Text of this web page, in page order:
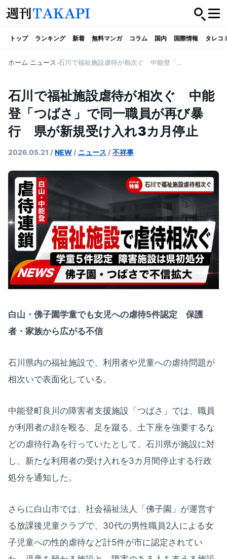
トップ ランキング 新着 無料マンガ コラム 国内 国際情報 タレコ
ホーム ニュース 石川で福祉施設虐待が相次ぐ 中能登「つばさ」で同一職員が再び暴行 県が新規受け入れ3カ月停止
石川で福祉施設虐待が相次ぐ 中能
登「つばさ」で同一職員が再び暴
行 県が新規受け入れ3カ月停止
2026.05.21 /NEW / ニュース /不祥事
白山・佛子園学童でも女児への虐待5件認定 保護
者・家族から広がる不信
石川県内の福祉施設で、利用者や児童への虐待問題が
相次いで表面化している。
中能登町良川の障害者支援施設「つばさ」では、職員
が利用者の顔を殴る、足を蹴る、土下座を強要するな
どの虐待行為を行っていたとして、石川県が施設に対
し、新たな利用者の受け入れを3カ月間停止する行政
処分を通知した。
さらに白山市では、社会福祉法人「佛子園」が運営す
る放課後児童クラブで、30代の男性職員2人による女
子児童への性的虐待など計5件が市に認定されてい